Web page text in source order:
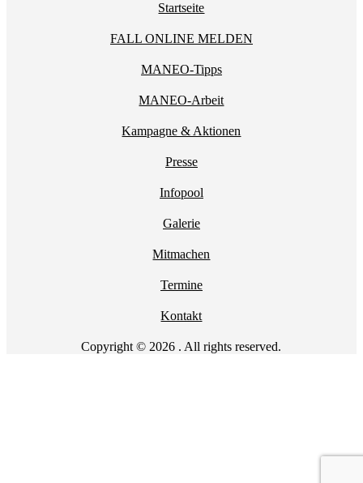
Startseite
FALL ONLINE MELDEN
MANEO-Tipps
MANEO-Arbeit
Kampagne & Aktionen
Presse
Infopool
Galerie
Mitmachen
Termine
Kontakt
Copyright © 2026 . All rights reserved.